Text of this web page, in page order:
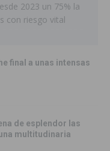
2023 un 75% la
con riesgo vital
final a unas intensas
de esplendor las
multitudinaria